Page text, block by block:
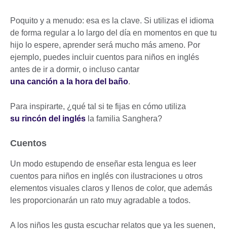
Poquito y a menudo: esa es la clave. Si utilizas el idioma
de forma regular a lo largo del día en momentos en que tu
hijo lo espere, aprender será mucho más ameno. Por
ejemplo, puedes incluir cuentos para niños en inglés
antes de ir a dormir, o incluso cantar
una canción a la hora del baño.
Para inspirarte, ¿qué tal si te fijas en cómo utiliza
su rincón del inglés la familia Sanghera?
Cuentos
Un modo estupendo de enseñar esta lengua es leer
cuentos para niños en inglés con ilustraciones u otros
elementos visuales claros y llenos de color, que además
les proporcionarán un rato muy agradable a todos.
A los niños les gusta escuchar relatos que ya les suenen,